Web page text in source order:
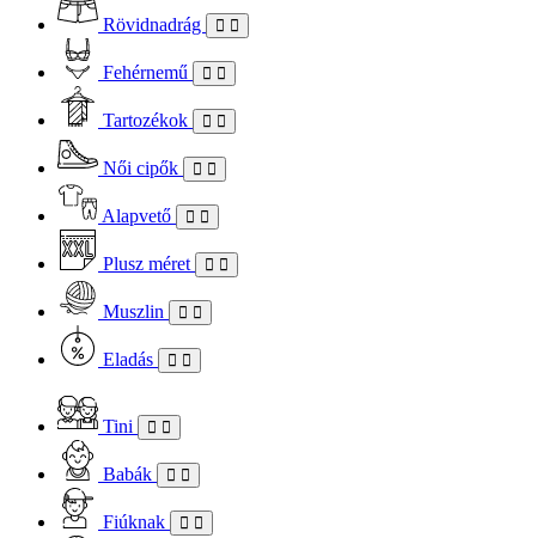
Rövidnadrág
Fehérnemű
Tartozékok
Női cipők
Alapvető
Plusz méret
Muszlin
Eladás
Tini
Babák
Fiúknak